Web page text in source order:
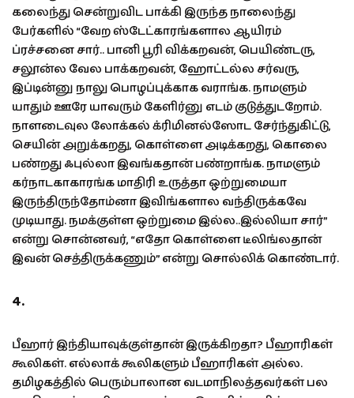
கலைந்து சென்றுவிட பாக்கி இருந்த நாலைந்து
பேர்களில் “வேற ஸ்டேட்காரங்களால ஆயிரம்
ப்ரச்சனை சார்.. பானி பூரி விக்கறவன், பெயிண்டரு,
சலூன்ல வேல பாக்கறவன், ஹோட்டல்ல சர்வரு,
இப்டின்னு நாலு பொழப்புக்காக வராங்க. நாமளும்
யாதும் ஊரே யாவரும் கேளிர்னு எடம் குடுத்துடறோம்.
நாளடைவுல லோக்கல் க்ரிமினல்ஸோட சேர்ந்துகிட்டு,
செயின் அறுக்கறது, கொள்ளை அடிக்கறது, கொலை
பண்றது ஃபுல்லா இவங்கதான் பண்றாங்க. நாமளும்
கர்நாடகாகாரங்க மாதிரி உருத்தா ஒற்றுமையா
இருந்திருந்தோம்னா இவிங்களால வந்திருக்கவே
முடியாது. நமக்குள்ள ஒற்றுமை இல்ல..இல்லியா சார்”
என்று சொன்னவர், “எதோ கொள்ளை டீலிங்லதான்
இவன் செத்திருக்கணும்” என்று சொல்லிக் கொண்டார்.
4.
பீஹார் இந்தியாவுக்குள்தான் இருக்கிறதா? பீஹாரிகள்
கூலிகள். எல்லாக் கூலிகளும் பீஹாரிகள் அல்ல.
தமிழகத்தில் பெரும்பாலான வடமாநிலத்தவர்கள் பல